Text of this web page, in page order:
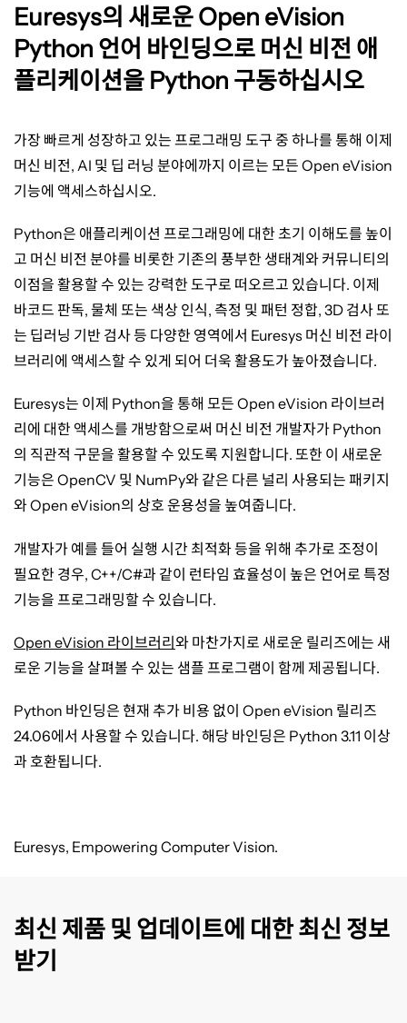
Euresys의 새로운 Open eVision
Python 언어 바인딩으로 머신 비전 애
플리케이션을 Python 구동하십시오
가장 빠르게 성장하고 있는 프로그래밍 도구 중 하나를 통해 이제
머신 비전, AI 및 딥 러닝 분야에까지 이르는 모든 Open eVision
기능에 액세스하십시오.
Python은 애플리케이션 프로그래밍에 대한 초기 이해도를 높이
고 머신 비전 분야를 비롯한 기존의 풍부한 생태계와 커뮤니티의
이점을 활용할 수 있는 강력한 도구로 떠오르고 있습니다. 이제
바코드 판독, 물체 또는 색상 인식, 측정 및 패턴 정합, 3D 검사 또
는 딥러닝 기반 검사 등 다양한 영역에서 Euresys 머신 비전 라이
브러리에 액세스할 수 있게 되어 더욱 활용도가 높아졌습니다.
Euresys는 이제 Python을 통해 모든 Open eVision 라이브러
리에 대한 액세스를 개방함으로써 머신 비전 개발자가Python
의 직관적 구문을 활용할 수 있도록 지원합니다. 또한 이 새로운
기능은 OpenCV 및 NumPy와 같은 다른 널리 사용되는 패키지
와Open eVision의 상호 운용성을 높여줍니다.
개발자가 예를 들어 실행 시간 최적화 등을 위해 추가로 조정이
필요한 경우, C++/C#과 같이 런타임 효율성이 높은 언어로 특정
기능을 프로그래밍할 수 있습니다.
Open eVision 라이브러리와 마찬가지로 새로운 릴리즈에는 새
로운 기능을 살펴볼 수 있는 샘플 프로그램이 함께 제공됩니다.
Python 바인딩은 현재 추가 비용 없이 Open eVision 릴리즈
24.06에서 사용할 수 있습니다. 해당 바인딩은 Python 3.11 이상
과 호환됩니다.
Euresys, Empowering Computer Vision.
최신 제품 및 업데이트에 대한 최신 정보
받기